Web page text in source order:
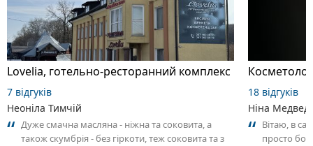
Lovelia, готельно-ресторанний комплекс
7 відгуків
Неоніла Тимчій
Дуже смачна масляна - ніжна та соковита, а
також скумбрія - без гіркоти, теж соковита та з
18 відгуків
Ніна
Вітаю, в
просто